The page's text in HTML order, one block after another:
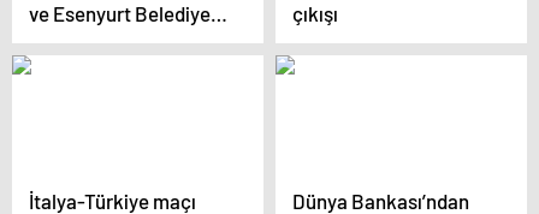
ve Esenyurt Belediyesi
açıklaması
çıkışı
İtalya-Türkiye maçı
Dünya Bankası’ndan